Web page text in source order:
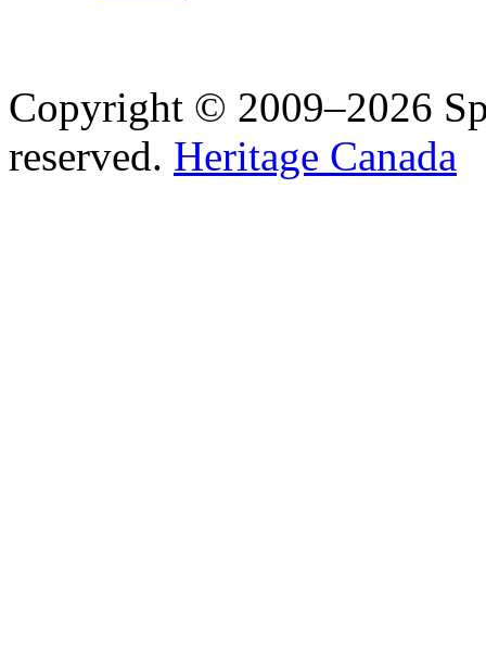
Copyright © 2009–2026
reserved. Heritage Canada